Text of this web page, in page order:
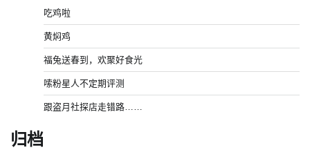
吃鸡啦
黄焖鸡
福兔送春到，欢聚好食光
嗦粉星人不定期评测
跟盗月社探店走错路……
归档